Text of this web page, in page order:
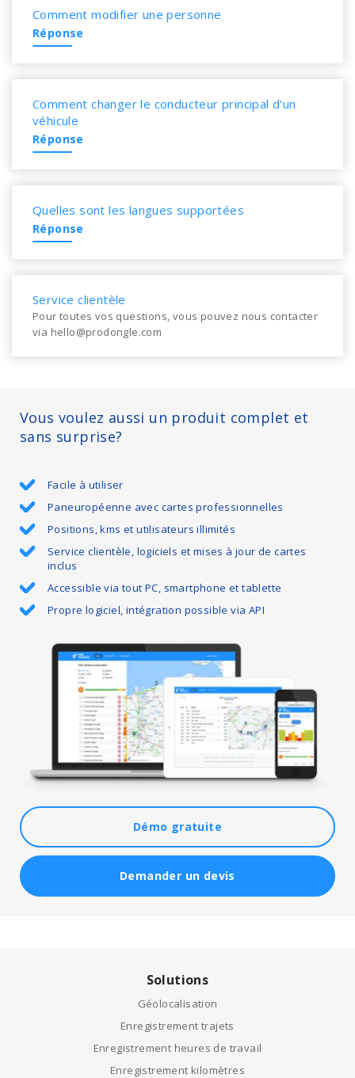
Comment modifier une personne
Réponse
Comment changer le conducteur principal d'un
véhicule
Réponse
Quelles sont les langues supportées
Réponse
Service clientèle
Pour toutes vos questions, vous pouvez nous contacter
via hello@prodongle.com
Démo gratuite
Demander un devis
Vous voulez aussi un produit complet et
sans surprise?
Facile à utiliser
Paneuropéenne avec cartes professionnelles
Positions, kms et utilisateurs illimités
Service clientèle, logiciels et mises à jour de cartes
inclus
Accessible via tout PC, smartphone et tablette
Propre logiciel, intégration possible via API
Solutions
Géolocalisation
Enregistrement trajets
Enregistrement heures de travail
Enregistrement kilomètres